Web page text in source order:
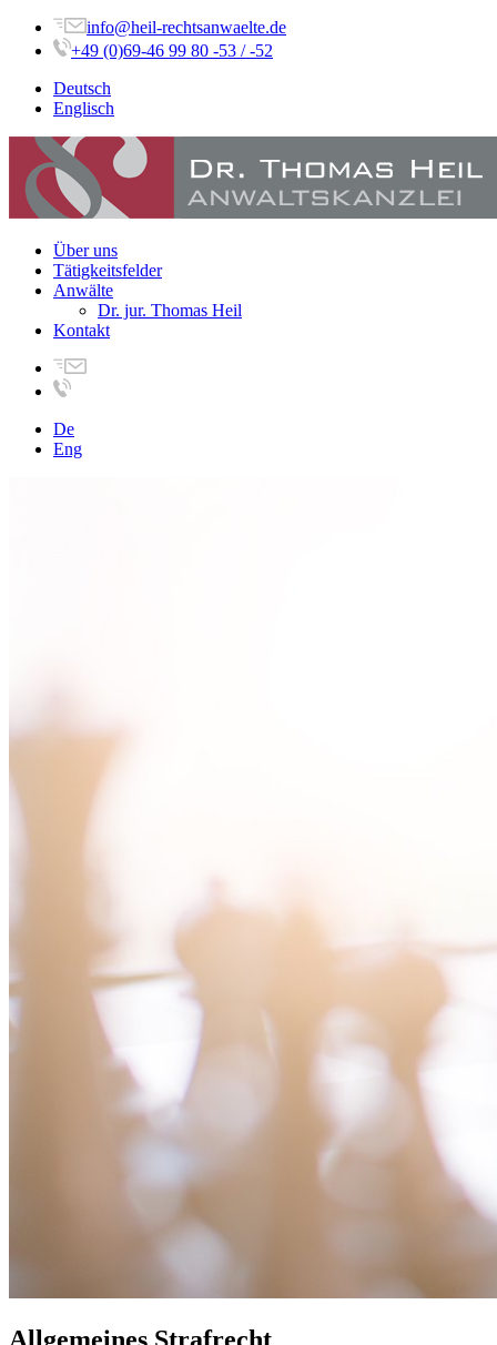
info@heil-rechtsanwaelte.de
+49 (0)69-46 99 80 -53 / -52
Deutsch
Englisch
Über uns
Tätigkeitsfelder
Anwälte
Dr. jur. Thomas Heil
Kontakt
De
Eng